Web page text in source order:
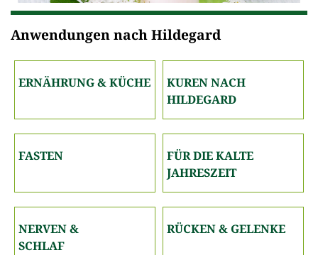
Anwendungen nach Hildegard
ERNÄHRUNG & KÜCHE
KUREN NACH
HILDEGARD
FASTEN
FÜR DIE KALTE
JAHRESZEIT
NERVEN &
SCHLAF
RÜCKEN & GELENKE